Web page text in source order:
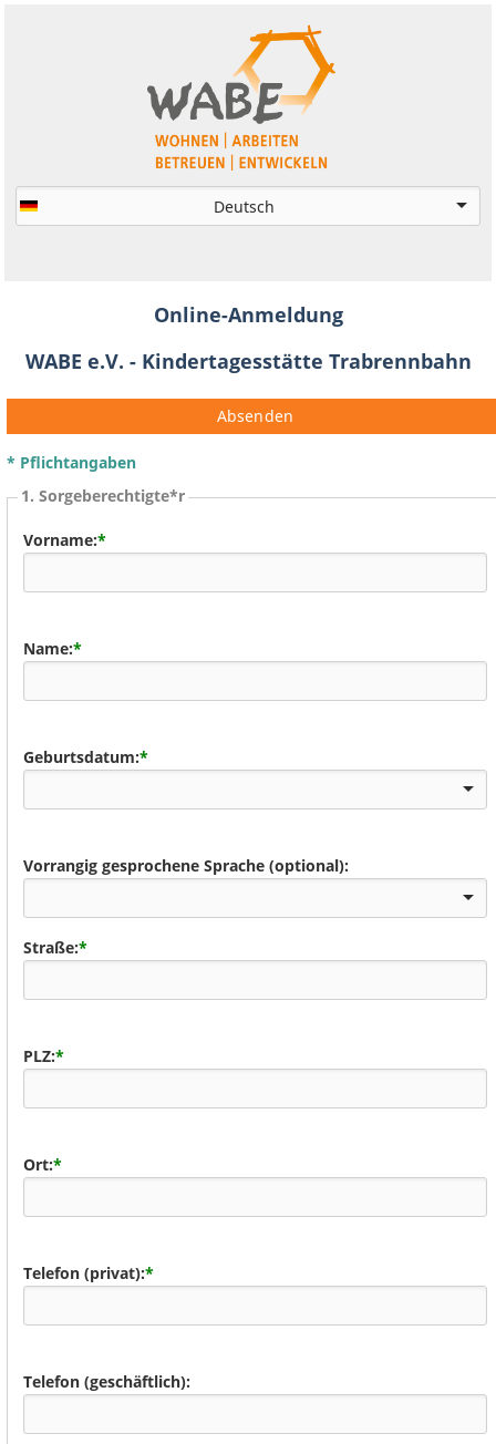
Online-Anmeldung
WABE e.V. - Kindertagesstätte Trabrennbahn
Absenden
* Pflichtangaben
1. Sorgeberechtigte*r
Vorname:*
Name:*
Geburtsdatum:*
Vorrangig gesprochene Sprache (optional):
Straße:*
PLZ:*
Ort:*
Telefon (privat):*
Telefon (geschäftlich):